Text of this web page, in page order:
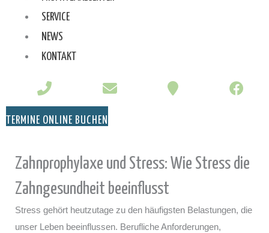
SERVICE
NEWS
KONTAKT
TERMINE ONLINE BUCHEN
Zahnprophylaxe und Stress: Wie Stress die
Zahngesundheit beeinflusst
Stress gehört heutzutage zu den häufigsten Belastungen, die
unser Leben beeinflussen. Berufliche Anforderungen,